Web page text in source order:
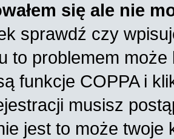
się ale nie
sprawdź czy
to problemem
funkcje COPPA i
musisz
jest to może twoje